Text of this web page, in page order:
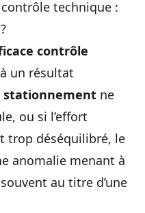
technique :
contrôle
un résultat
stationnement ne
ou si l’effort
trop déséquilibré, le
anomalie menant à
au titre d’une